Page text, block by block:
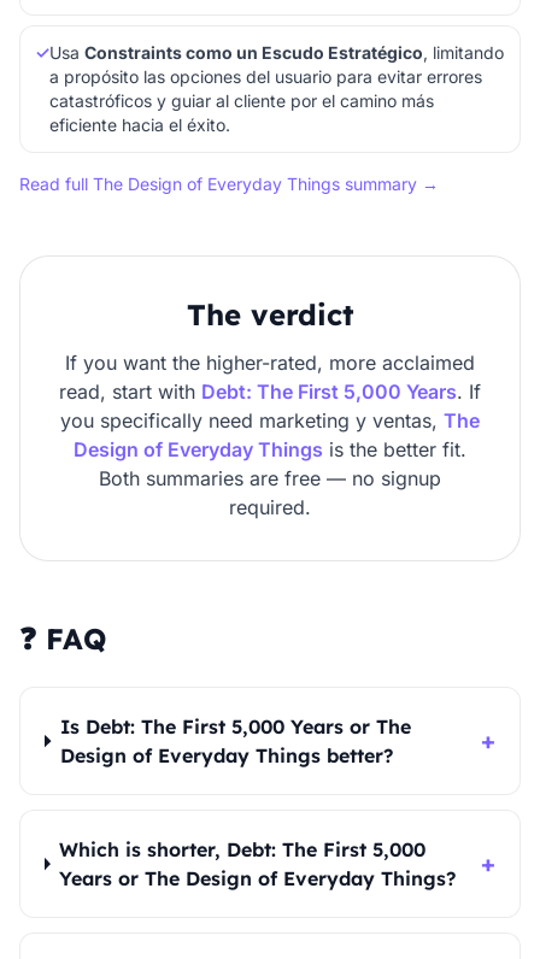
✓Usa Constraints como un Escudo Estratégico, limitando
a propósito las opciones del usuario para evitar errores
catastróficos y guiar al cliente por el camino más
eficiente hacia el éxito.
Read full The Design of Everyday Things summary →
The verdict
If you want the higher-rated, more acclaimed
read, start with Debt: The First 5,000 Years. If
you specifically need marketing y ventas, The
Design of Everyday Things is the better fit.
Both summaries are free — no signup
required.
❓ FAQ
Is Debt: The First 5,000 Years or The
Design of Everyday Things better?
+
Which is shorter, Debt: The First 5,000
Years or The Design of Everyday Things?
+